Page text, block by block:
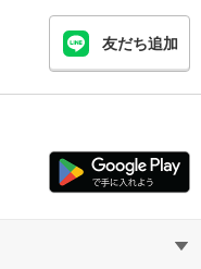
友だち追加